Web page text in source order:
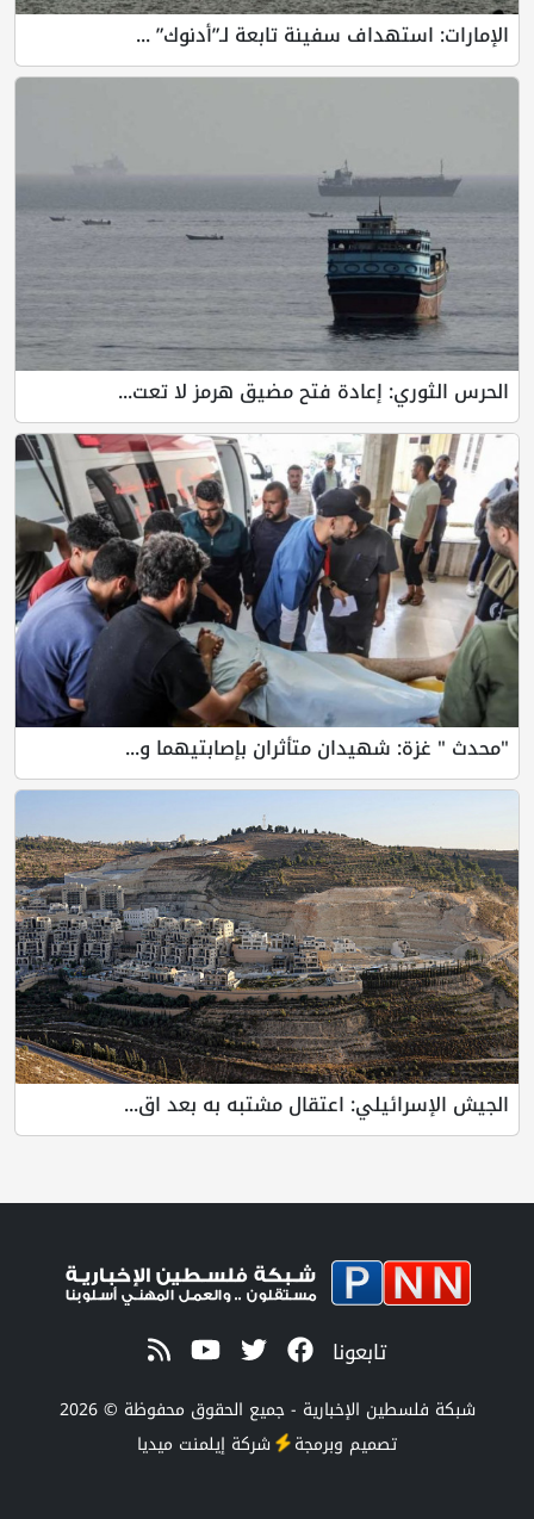
الإمارات: استهداف سفينة تابعة لـ”أدنوك” ...
الحرس الثوري: إعادة فتح مضيق هرمز لا تعت...
"محدث " غزة: شهيدان متأثران بإصابتيهما و...
الجيش الإسرائيلي: اعتقال مشتبه به بعد اق...
تابعونا
شبكة فلسطين الإخبارية - جميع الحقوق محفوظة © 2026
تصميم وبرمجة شركة إيلمنت ميديا